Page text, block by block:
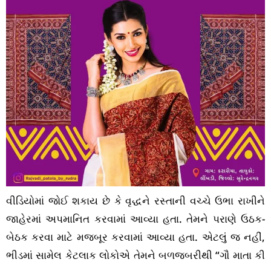
વીડિયોમાં જોઈ શકાય છે કે વૃદ્ધને રસ્તાની વચ્ચે ઉભા રાખીને
જાહેરમાં અપમાનિત કરવામાં આવ્યા હતા. તેમને પરાણે ઉઠક-
બેઠક કરવા માટે મજબૂર કરવામાં આવ્યા હતા. એટલું જ નહીં,
ભીડમાં સામેલ કેટલાક લોકોએ તેમને બળજબરીથી “ગૌ માતા કી